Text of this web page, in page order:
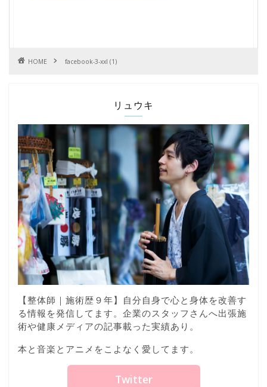
HOME facebook-3-xxl (1)
リュウキ
【整体師｜施術歴９年】自分自身で心と身体を改善す
る情報を発信してます。企業のスタッフさんへ出張施
術や健康メディアの記事載った実績あり。
本と音楽とアニメをこよなく愛してます。
Twitter